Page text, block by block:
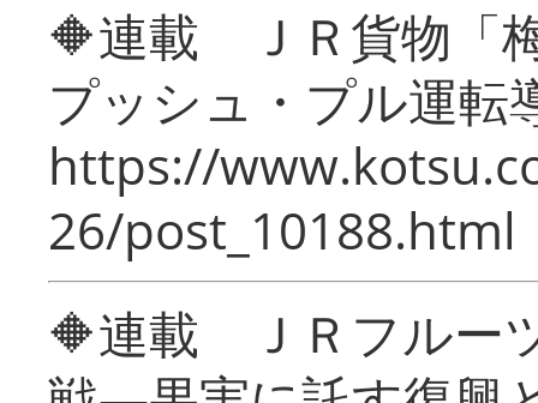
🔶連載 ＪＲ貨物「
プッシュ・プル運転
https://
26/post_10188.html
🔶連載 ＪＲフルー